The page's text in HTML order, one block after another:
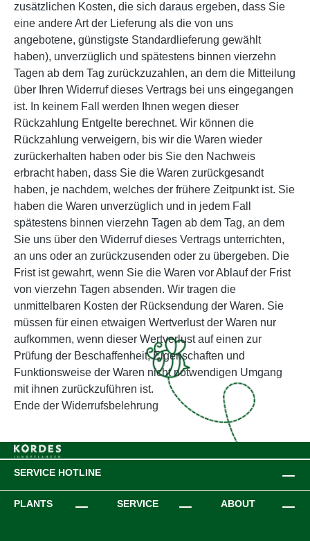
zusätzlichen Kosten, die sich daraus ergeben, dass Sie
eine andere Art der Lieferung als die von uns
angebotene, günstigste Standardlieferung gewählt
haben), unverzüglich und spätestens binnen vierzehn
Tagen ab dem Tag zurückzuzahlen, an dem die Mitteilung
über Ihren Widerruf dieses Vertrags bei uns eingegangen
ist. In keinem Fall werden Ihnen wegen dieser
Rückzahlung Entgelte berechnet. Wir können die
Rückzahlung verweigern, bis wir die Waren wieder
zurückerhalten haben oder bis Sie den Nachweis
erbracht haben, dass Sie die Waren zurückgesandt
haben, je nachdem, welches der frühere Zeitpunkt ist. Sie
haben die Waren unverzüglich und in jedem Fall
spätestens binnen vierzehn Tagen ab dem Tag, an dem
Sie uns über den Widerruf dieses Vertrags unterrichten,
an uns oder an zurückzusenden oder zu übergeben. Die
Frist ist gewahrt, wenn Sie die Waren vor Ablauf der Frist
von vierzehn Tagen absenden. Wir tragen die
unmittelbaren Kosten der Rücksendung der Waren. Sie
müssen für einen etwaigen Wertverlust der Waren nur
aufkommen, wenn dieser Wertverlust auf einen zur
Prüfung der Beschaffenheit, Eigenschaften und
Funktionsweise der Waren nicht notwendigen Umgang
mit ihnen zurückzuführen ist.
Ende der Widerrufsbelehrung
SERVICE HOTLINE
PLANTS SERVICE ABOUT